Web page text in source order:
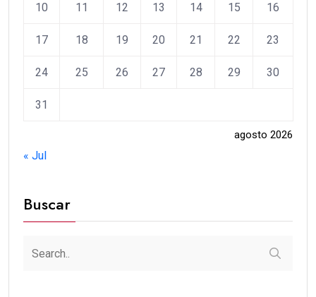
agosto 2026
10 11 12 13 14 15 16
17 18 19 20 21 22 23
24 25 26 27 28 29 30
31
« Jul
Buscar